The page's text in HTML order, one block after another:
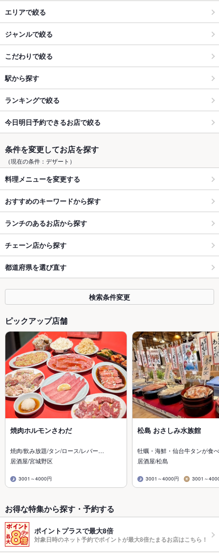
エリアで絞る
ジャンルで絞る
こだわりで絞る
駅から探す
ランキングで絞る
今日明日予約できるお店で絞る
条件を変更してお店を探す
（現在の条件：デザート）
料理メニューを変更する
おすすめのキーワードから探す
ランチのあるお店から探す
チェーン店から探す
都道府県を選び直す
検索条件変更
ピックアップ店舗
焼肉ホルモンさわだ
焼肉/飲み放題/タン/ロース/レバー…
居酒屋/宮城野区
3001～4000円
松島 おさしみ水族館
牡蠣・海鮮・仙台牛タンが食
居酒屋/松島
3001～4000円 3001～
お得な特集から探す・予約する
ポイントプラスで最大8倍
対象日時のネット予約でポイントが最大8倍たまるお店はこちら！